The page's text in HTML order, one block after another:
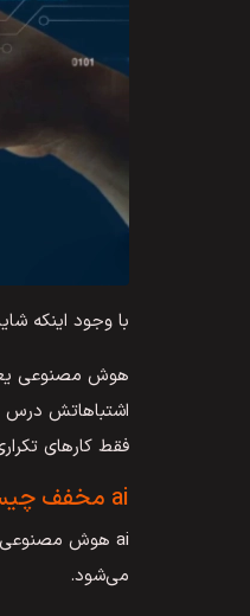
با وجود اینکه
هوش مصنوعی یعنی
اشتباهاتش
فقط کارهای
ai مخفف چیست؟
ai هوش مصنوعی مخفف چیست؟ AI مخفف عبارت
می‌شود.